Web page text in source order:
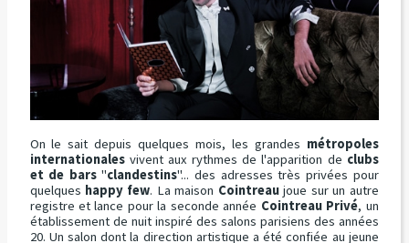
On le sait depuis quelques mois, les grandes métropoles
internationalesvivent aux rythmes de l'apparition de clubs
et de bars"clandestins"... des adresses très privées pour
quelques happy few. La maison Cointreaujoue sur un autre
registre et lance pour la seconde année Cointreau Privé, un
établissement de nuit inspiré des salons parisiens des années
20. Un salon dont la direction artistique a été confiée au jeune